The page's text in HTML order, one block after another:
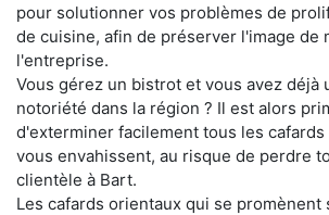
pour solutionner vos problèmes de
de cuisine, afin de préserver l'image de
l'entreprise.
Vous gérez un bistrot et vous avez déjà
notoriété dans la région ? Il est alors
d'exterminer facilement tous les cafards
vous envahissent, au risque de perdre
clientèle à Bart.
Les cafards orientaux qui se promènent